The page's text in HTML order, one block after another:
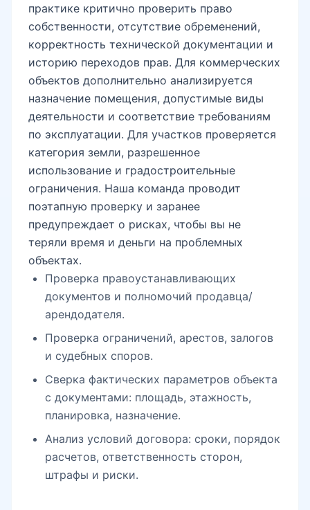
Westminster
Сквер Амира Темура рядом
Глинка
Туркестанский дворец рядом
улица Чехова рядом
практике критично проверить право
собственности, отсутствие обременений,
корректность технической документации и
историю переходов прав. Для коммерческих
объектов дополнительно анализируется
назначение помещения, допустимые виды
деятельности и соответствие требованиям
по эксплуатации. Для участков проверяется
категория земли, разрешенное
использование и градостроительные
ограничения. Наша команда проводит
поэтапную проверку и заранее
предупреждает о рисках, чтобы вы не
теряли время и деньги на проблемных
объектах.
Проверка правоустанавливающих
документов и полномочий продавца/
арендодателя.
Проверка ограничений, арестов, залогов
и судебных споров.
Сверка фактических параметров объекта
с документами: площадь, этажность,
планировка, назначение.
Анализ условий договора: сроки, порядок
расчетов, ответственность сторон,
штрафы и риски.